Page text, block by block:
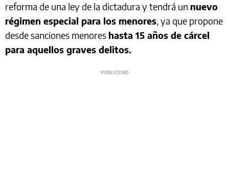
reforma de una ley de la dictadura y tendrá un nuevo
régimen especial para los menores, ya que propone
desde sanciones menores hasta 15 años de cárcel
para aquellos graves delitos.